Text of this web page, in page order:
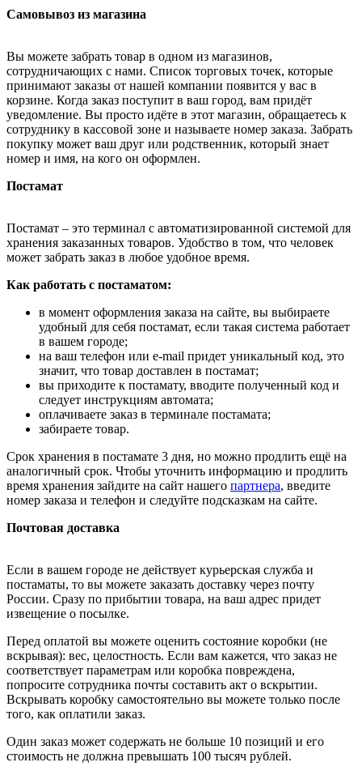
Самовывоз из магазина
Вы можете забрать товар в одном из магазинов,
сотрудничающих с нами. Список торговых точек, которые
принимают заказы от нашей компании появится у вас в
корзине. Когда заказ поступит в ваш город, вам придёт
уведомление. Вы просто идёте в этот магазин, обращаетесь к
сотруднику в кассовой зоне и называете номер заказа. Забрать
покупку может ваш друг или родственник, который знает
номер и имя, на кого он оформлен.
Постамат
Постамат – это терминал с автоматизированной системой для
хранения заказанных товаров. Удобство в том, что человек
может забрать заказ в любое удобное время.
Как работать с постаматом:
в момент оформления заказа на сайте, вы выбираете
удобный для себя постамат, если такая система работает
в вашем городе;
на ваш телефон или e-mail придет уникальный код, это
значит, что товар доставлен в постамат;
вы приходите к постамату, вводите полученный код и
следует инструкциям автомата;
оплачиваете заказ в терминале постамата;
забираете товар.
Срок хранения в постамате 3 дня, но можно продлить ещё на
аналогичный срок. Чтобы уточнить информацию и продлить
время хранения зайдите на сайт нашего партнера, введите
номер заказа и телефон и следуйте подсказкам на сайте.
Почтовая доставка
Если в вашем городе не действует курьерская служба и
постаматы, то вы можете заказать доставку через почту
России. Сразу по прибытии товара, на ваш адрес придет
извещение о посылке.
Перед оплатой вы можете оценить состояние коробки (не
вскрывая): вес, целостность. Если вам кажется, что заказ не
соответствует параметрам или коробка повреждена,
попросите сотрудника почты составить акт о вскрытии.
Вскрывать коробку самостоятельно вы можете только после
того, как оплатили заказ.
Один заказ может содержать не больше 10 позиций и его
стоимость не должна превышать 100 тысяч рублей.